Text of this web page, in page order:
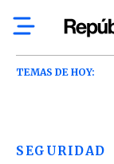
TEMAS DE HOY:
SEGURIDAD